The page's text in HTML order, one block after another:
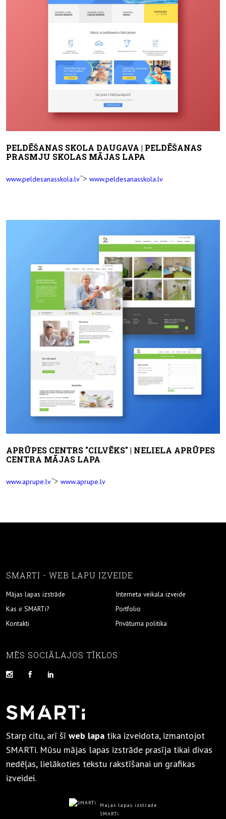
PELDĒŠANAS SKOLA DAUGAVA | PELDĒŠANAS
PRASMJU SKOLAS MĀJAS LAPA
www.peldesanasskola.lv"> www.peldesanasskola.lv
APRŪPES CENTRS "CILVĒKS" | NELIELA APRŪPES
CENTRA MĀJAS LAPA
www.aprupe.lv"> www.aprupe.lv
SMARTI - WEB LAPU IZVEIDE
Mājas lapas izstrāde
Interneta veikala izveide
Kas ir SMARTi?
Portfolio
Kontakti
Privātuma politika
MĒS SOCIĀLAJOS TĪKLOS
Starp citu, arī šī web lapa tika izveidota, izmantojot
SMARTi. Mūsu mājas lapas izstrāde prasīja tikai divas
nedēļas, lielākoties tekstu rakstīšanai un grafikas
izveidei.
Majas lapas izstrade
SMARTi